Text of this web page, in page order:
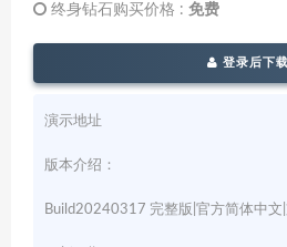
终身钻石购买价格 : 免费
登录后下载
演示地址
版本介绍：
Build20240317 完整版|官方简体中文